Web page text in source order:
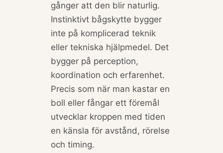
gånger att den blir naturlig.
Instinktivt bågskytte bygger
inte på komplicerad teknik
eller tekniska hjälpmedel. Det
bygger på perception,
koordination och erfarenhet.
Precis som när man kastar en
boll eller fångar ett föremål
utvecklar kroppen med tiden
en känsla för avstånd, rörelse
och timing.